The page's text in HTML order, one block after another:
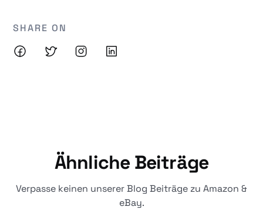
SHARE ON
Ähnliche Beiträge
Verpasse keinen unserer Blog Beiträge zu Amazon &
eBay.